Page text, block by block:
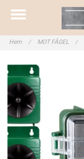
Hem / MOT FÅGEL /